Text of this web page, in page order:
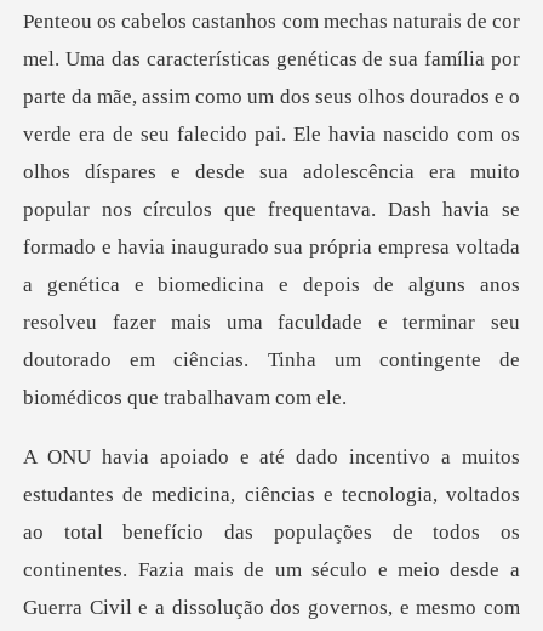
alecido pai. Ele havia nascido com os
olhos díspares e desde sua adolescência era muito
popular nos círculos que frequentava. Dash havia se
formado e havia inaugurado sua própria empresa v
tes. Fazia mais de um século e meio desde a
Guerra Civil e a dissolução dos governos, e mesmo com